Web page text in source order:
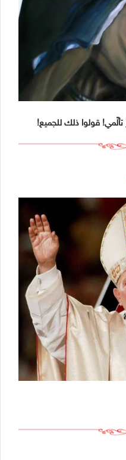
قولوا ذلك للجميع!